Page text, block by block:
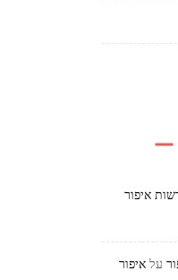
איפור
על איפור